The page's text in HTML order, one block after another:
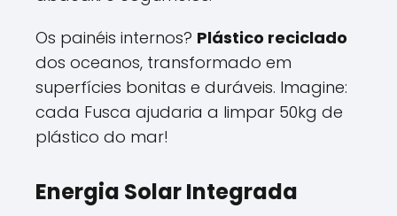
Os painéis internos? Plástico reciclado
dos oceanos, transformado em
superfícies bonitas e duráveis. Imagine:
cada Fusca ajudaria a limpar 50kg de
plástico do mar!
Energia Solar Integrada